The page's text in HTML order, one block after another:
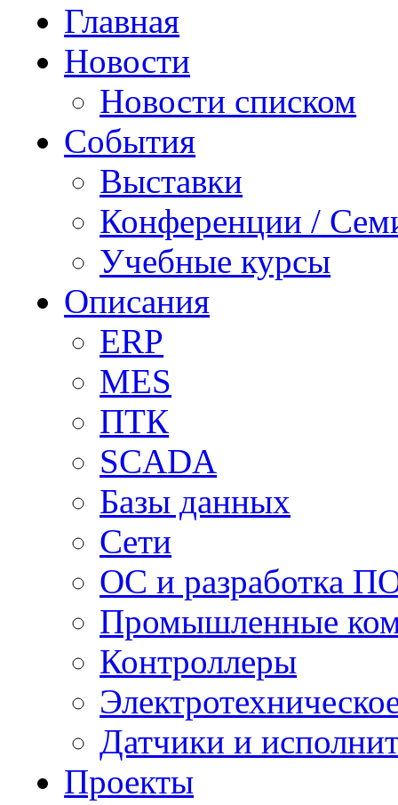
Главная
Новости
Новости списком
События
Выставки
Конференции /
Учебные курсы
Описания
ERP
MES
ПТК
SCADA
Базы данных
Сети
ОС и разработка
Промышленные
Контроллеры
Датчики и
Проекты